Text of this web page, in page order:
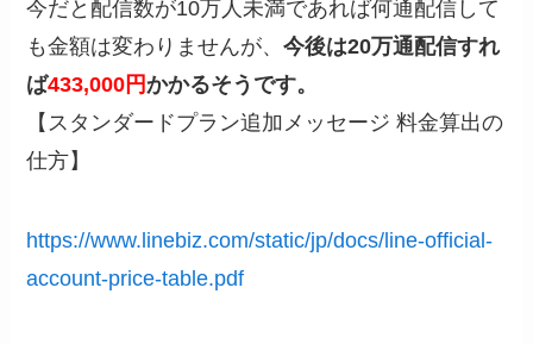
今だと配信数が10万人未満であれば何通配信して
も金額は変わりませんが、今後は20万通配信すれ
ば433,000円かかるそうです。
【スタンダードプラン追加メッセージ 料金算出の
仕方】
https://www.linebiz.com/static/jp/docs/line-official-
account-price-table.pdf